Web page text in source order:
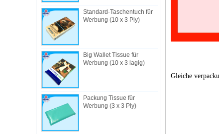
Standard-Taschentuch für
Werbung (10 x 3 Ply)
Big Wallet Tissue für
Werbung (10 x 3 lagig)
Packung Tissue für
Werbung (3 x 3 Ply)
Über uns
Nützliche Industrial Limited, gegründet in
1982, ist ein in Hongkong ansässiger
Hersteller spezialisiert auf Einweg-
Hygiene-Produkte mit eigener Fa...
NACHRICHTEN
Besuchen Sie uns während der Baby Fair
2018! Wir freuen uns auf Sie! Hone Kong-
Gleiche